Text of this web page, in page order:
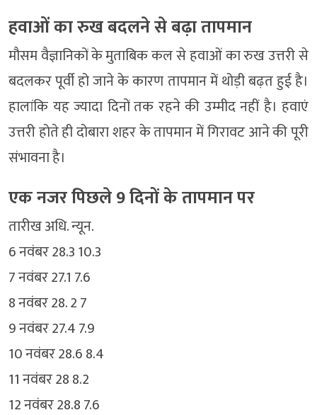
हवाओं का रुख बदलने से बढ़ा तापमान
मौसम वैज्ञानिकों के मुताबिक कल से हवाओं का रुख उत्तरी से
बदलकर पूर्वी हो जाने के कारण तापमान में थोड़ी बढ़त हुई है।
हालांकि यह ज्यादा दिनों तक रहने की उम्मीद नहीं है। हवाएं
उत्तरी होते ही दोबारा शहर के तापमान में गिरावट आने की पूरी
संभावना है।
एक नजर पिछले 9 दिनों के तापमान पर
तारीख अधि. न्यून.
6 नवंबर 28.3 10.3
7 नवंबर 27.1 7.6
8 नवंबर 28. 2 7
9 नवंबर 27.4 7.9
10 नवंबर 28.6 8.4
11 नवंबर 28 8.2
12 नवंबर 28.8 7.6